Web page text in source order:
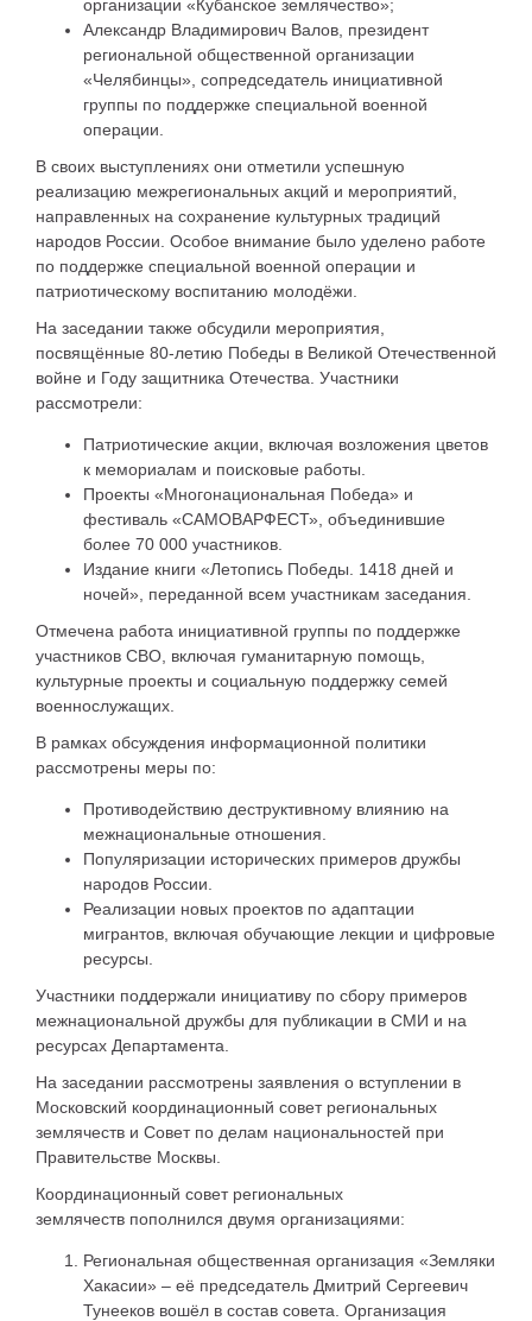
организации «Кубанское землячество»;
Александр Владимирович Валов, президент
региональной общественной организации
«Челябинцы», сопредседатель инициативной
группы по поддержке специальной военной
операции.
В своих выступлениях они отметили успешную
реализацию межрегиональных акций и мероприятий,
направленных на сохранение культурных традиций
народов России. Особое внимание было уделено работе
по поддержке специальной военной операции и
патриотическому воспитанию молодёжи.
На заседании также обсудили мероприятия,
посвящённые 80-летию Победы в Великой Отечественной
войне и Году защитника Отечества. Участники
рассмотрели:
Патриотические акции, включая возложения цветов
к мемориалам и поисковые работы.
Проекты «Многонациональная Победа» и
фестиваль «САМОВАРФЕСТ», объединившие
более 70 000 участников.
Издание книги «Летопись Победы. 1418 дней и
ночей», переданной всем участникам заседания.
Отмечена работа инициативной группы по поддержке
участников СВО, включая гуманитарную помощь,
культурные проекты и социальную поддержку семей
военнослужащих.
В рамках обсуждения информационной политики
рассмотрены меры по:
Противодействию деструктивному влиянию на
межнациональные отношения.
Популяризации исторических примеров дружбы
народов России.
Реализации новых проектов по адаптации
мигрантов, включая обучающие лекции и цифровые
ресурсы.
Участники поддержали инициативу по сбору примеров
межнациональной дружбы для публикации в СМИ и на
ресурсах Департамента.
На заседании рассмотрены заявления о вступлении в
Московский координационный совет региональных
землячеств и Совет по делам национальностей при
Правительстве Москвы.
Координационный совет региональных
землячеств пополнился двумя организациями:
Региональная общественная организация «Земляки
Хакасии» – её председатель Дмитрий Сергеевич
Тунееков вошёл в состав совета. Организация